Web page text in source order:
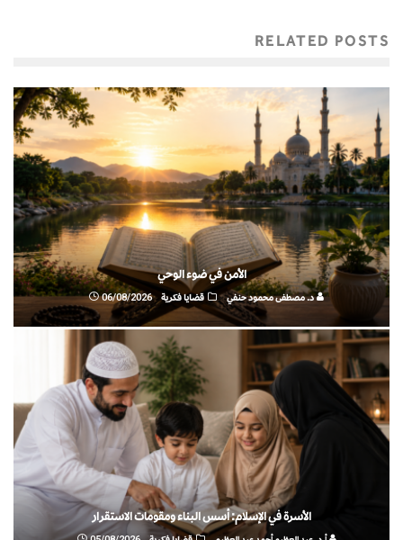
RELATED POSTS
الأمن في ضوء الوحي
د. مصطفى محمود حنفي قضايا فكرية 06/08/2026
الأسرة في الإسلام: أسس البناء ومقومات الاستقرار